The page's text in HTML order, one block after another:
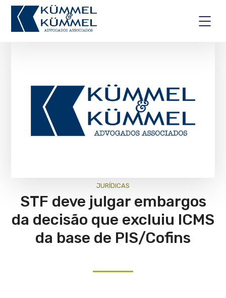
JURÍ­DICAS
STF deve julgar embargos
da decisão que excluiu ICMS
da base de PIS/Cofins